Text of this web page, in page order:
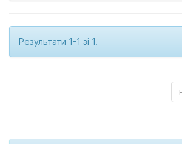
Результати 1-1 зі 1.